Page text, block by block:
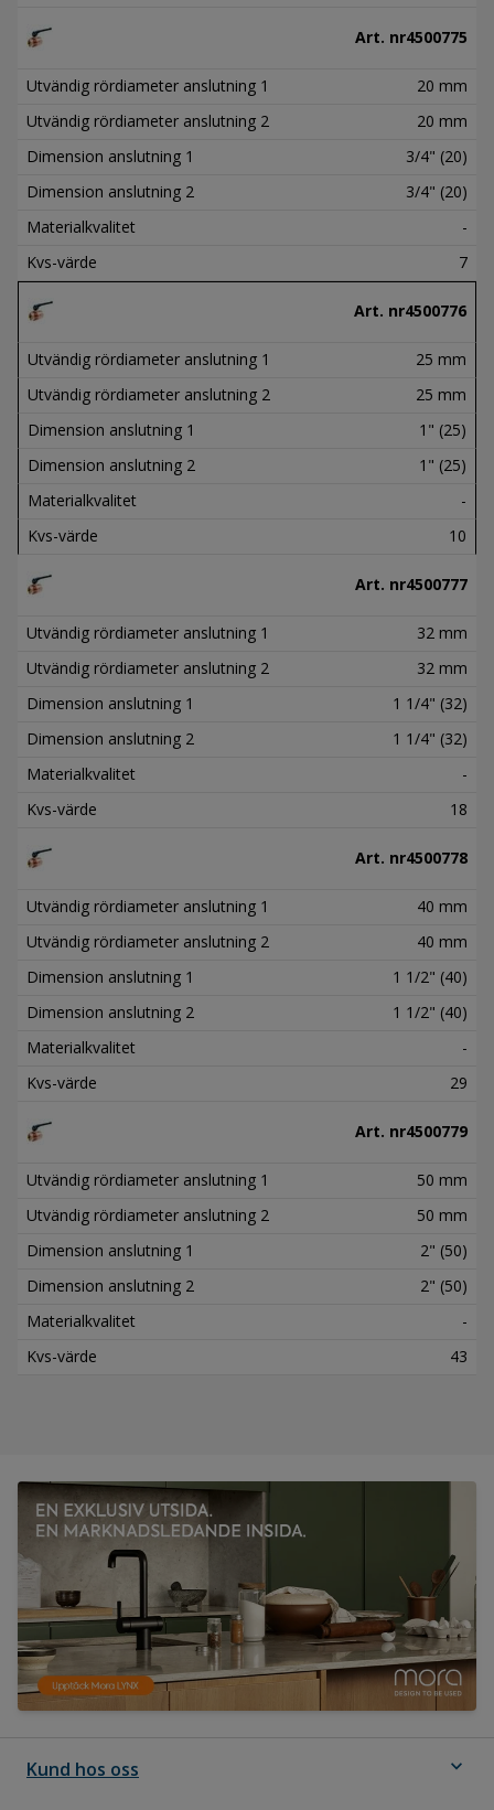
Art. nr4500775
Utvändig rördiameter anslutning 1
20 mm
Utvändig rördiameter anslutning 2
20 mm
Dimension anslutning 1
3/4" (20)
Dimension anslutning 2
3/4" (20)
Materialkvalitet
-
Kvs-värde
7
Art. nr4500776
Utvändig rördiameter anslutning 1
25 mm
Utvändig rördiameter anslutning 2
25 mm
Dimension anslutning 1
1" (25)
Dimension anslutning 2
1" (25)
Materialkvalitet
-
Kvs-värde
10
Art. nr4500777
Utvändig rördiameter anslutning 1
32 mm
Utvändig rördiameter anslutning 2
32 mm
Dimension anslutning 1
1 1/4" (32)
Dimension anslutning 2
1 1/4" (32)
Materialkvalitet
-
Kvs-värde
18
Art. nr4500778
Utvändig rördiameter anslutning 1
40 mm
Utvändig rördiameter anslutning 2
40 mm
Dimension anslutning 1
1 1/2" (40)
Dimension anslutning 2
1 1/2" (40)
Materialkvalitet
-
Kvs-värde
29
Art. nr4500779
Utvändig rördiameter anslutning 1
50 mm
Utvändig rördiameter anslutning 2
50 mm
Dimension anslutning 1
2" (50)
Dimension anslutning 2
2" (50)
Materialkvalitet
-
Kvs-värde
43
Kund hos oss expand_more